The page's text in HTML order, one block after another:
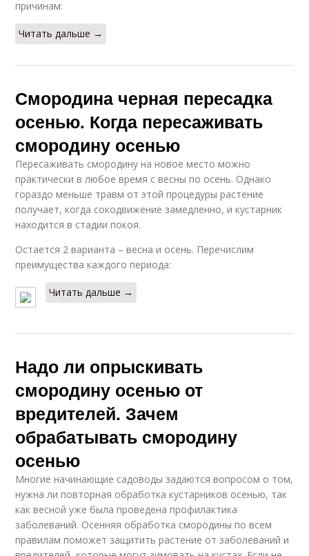
причинам:
Читать дальше →
Смородина черная пересадка
осенью. Когда пересаживать
смородину осенью
Пересаживать смородину на новое место можно
практически в любое время с весны по осень. Однако
гораздо меньше травм от этой процедуры растение
получает, когда сокодвижение замедленно, и кустарник
находится в стадии покоя.
Остается 2 варианта – весна и осень. Перечислим
преимущества каждого периода:
Читать дальше →
Надо ли опрыскивать
смородину осенью от
вредителей. Зачем
обрабатывать смородину
осенью
Многие начинающие садоводы задаются вопросом о том,
нужна ли повторная обработка кустарников осенью, так
как весной уже была проведена профилактика
заболеваний. Осенняя обработка смородины по всем
правилам поможет защитить растение от заболеваний и